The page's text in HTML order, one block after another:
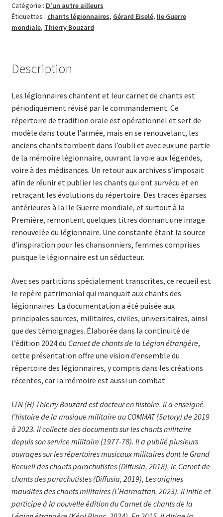
chants
légionnaires
Catégorie : D'un autre ailleurs
Étiquettes : chants légionnaires, Gérard Eiselé, IIe Guerre
mondiale, Thierry Bouzard
Description
Les légionnaires chantent et leur carnet de chants est
périodiquement révisé par le commandement. Ce
répertoire de tradition orale est opérationnel et sert de
modèle dans toute l’armée, mais en se renouvelant, les
anciens chants tombent dans l’oubli et avec eux une partie
de la mémoire légionnaire, ouvrant la voie aux légendes,
voire à des médisances. Un retour aux archives s’imposait
afin de réunir et publier les chants qui ont survécu et en
retraçant les évolutions du répertoire. Des traces éparses
antérieures à la IIe Guerre mondiale, et surtout à la
Première, remontent quelques titres donnant une image
renouvelée du légionnaire. Une constante étant la source
d’inspiration pour les chansonniers, femmes comprises
puisque le légionnaire est un séducteur.
Avec ses partitions spécialement transcrites, ce recueil est
le repère patrimonial qui manquait aux chants des
légionnaires. La documentation a été puisée aux
principales sources, militaires, civiles, universitaires, ainsi
que des témoignages. Élaborée dans la continuité de
l’édition 2024 du Carnet de chants de la Légion étrangère,
cette présentation offre une vision d’ensemble du
répertoire des légionnaires, y compris dans les créations
récentes, car la mémoire est aussi un combat.
LTN (H) Thierry Bouzard est docteur en histoire. Il a enseigné
l’histoire de la musique militaire au COMMAT (Satory) de 2019
à 2023. Il collecte des documents sur les chants militaire
depuis son service militaire (1977-78). Il a publié plusieurs
ouvrages sur les répertoires musicaux militaires dont le Grand
Recueil des chants parachutistes (Diffusia, 2018), le Carnet de
chants des parachutistes (Diffusia, 2019), Les origines
maudites des chants militaires (L’Harmattan, 2023). Il initie et
participe à la nouvelle édition du Carnet de chants de la